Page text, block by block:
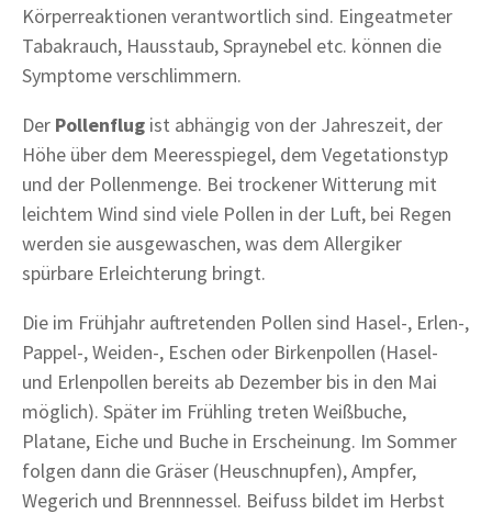
Körperreaktionen verantwortlich sind. Eingeatmeter
Tabakrauch, Hausstaub, Spraynebel etc. können die
Symptome verschlimmern.
Der Pollenflug ist abhängig von der Jahreszeit, der
Höhe über dem Meeresspiegel, dem Vegetationstyp
und der Pollenmenge. Bei trockener Witterung mit
leichtem Wind sind viele Pollen in der Luft, bei Regen
werden sie ausgewaschen, was dem Allergiker
spürbare Erleichterung bringt.
Die im Frühjahr auftretenden Pollen sind Hasel-, Erlen-,
Pappel-, Weiden-, Eschen oder Birkenpollen (Hasel-
und Erlenpollen bereits ab Dezember bis in den Mai
möglich). Später im Frühling treten Weißbuche,
Platane, Eiche und Buche in Erscheinung. Im Sommer
folgen dann die Gräser (Heuschnupfen), Ampfer,
Wegerich und Brennnessel. Beifuss bildet im Herbst